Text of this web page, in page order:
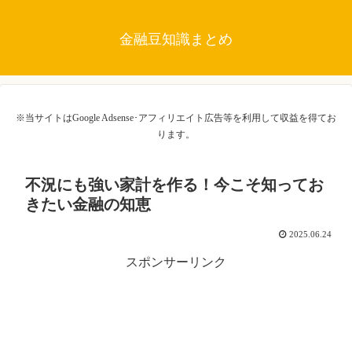
金融豆知識まとめ
※当サイトはGoogle Adsense･アフィリエイト広告等を利用して収益を得てお
ります。
不況にも強い家計を作る！今こそ知ってお
きたい金融の知恵
2025.06.24
スポンサーリンク